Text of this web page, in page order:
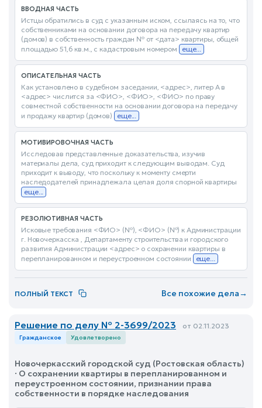
ВВОДНАЯ ЧАСТЬ
Истцы обратились в суд с указанным иском, ссылаясь на то, что
собственниками на основании договора на передачу квартир
(домов) в собственность граждан № от <дата> квартиры, общей
площадью 51,6 кв.м., с кадастровым номером
еще...
ОПИСАТЕЛЬНАЯ ЧАСТЬ
Как установлено в судебном заседании, <адрес>, литер А в
<адрес> числится за <ФИО>, <ФИО>, <ФИО> по праву
совместной собственности на основании договора на передачу
и продажу квартир (домов)
еще...
МОТИВИРОВОЧНАЯ ЧАСТЬ
Исследовав представленные доказательства, изучив
материалы дела, суд приходит к следующим выводам. Суд
приходит к выводу, что поскольку к моменту смерти
наследодателей принадлежала целая доля спорной квартиры
еще...
РЕЗОЛЮТИВНАЯ ЧАСТЬ
Исковые требования <ФИО> (№), <ФИО> (№) к Администрации
г. Новочеркасска , Департаменту строительства и городского
развития Администрации <адрес> о сохранении квартиры в
перепланированном и переустроенном состоянии
еще...
ПОЛНЫЙ ТЕКСТ Все похожие дела→
Решение по делу № 2-3699/2023 от 02.11.2023
Гражданское Удовлетворено
Новочеркасский городской суд (Ростовская область)
· О сохранении квартиры в перепланированном и
переустроенном состоянии, признании права
собственности в порядке наследования